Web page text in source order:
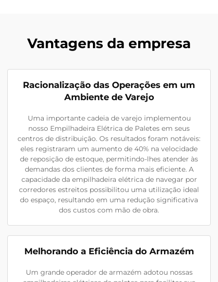
Vantagens da empresa
Racionalização das Operações em um
Ambiente de Varejo
Uma importante cadeia de varejo implementou
nosso Empilhadeira Elétrica de Paletes em seus
centros de distribuição. Os resultados foram notáveis:
eles registraram um aumento de 40% na velocidade
de reposição de estoque, permitindo-lhes atender às
demandas dos clientes de forma mais eficiente. A
capacidade da empilhadeira elétrica de navegar por
corredores estreitos possibilitou uma utilização ideal
do espaço, resultando em uma redução significativa
dos custos com mão de obra.
Melhorando a Eficiência do Armazém
Um grande operador de armazém adotou nossas